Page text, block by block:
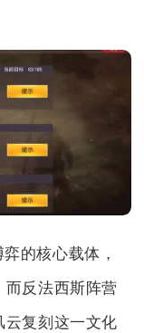
的核心载体，
而反法西斯阵营
云复刻这一文化